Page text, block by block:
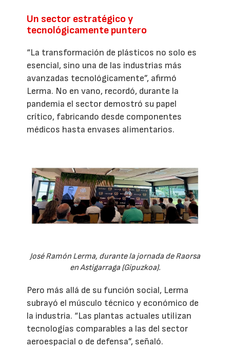
Un sector estratégico y
tecnológicamente puntero
“La transformación de plásticos no solo es
esencial, sino una de las industrias más
avanzadas tecnológicamente”, afirmó
Lerma. No en vano, recordó, durante la
pandemia el sector demostró su papel
crítico, fabricando desde componentes
médicos hasta envases alimentarios.
José Ramón Lerma, durante la jornada de Raorsa
en Astigarraga (Gipuzkoa).
Pero más allá de su función social, Lerma
subrayó el músculo técnico y económico de
la industria. “Las plantas actuales utilizan
tecnologías comparables a las del sector
aeroespacial o de defensa”, señaló.